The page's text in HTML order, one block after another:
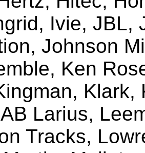
Ivie, JBL,
Johnson
Ken
Larius,
Tracks,